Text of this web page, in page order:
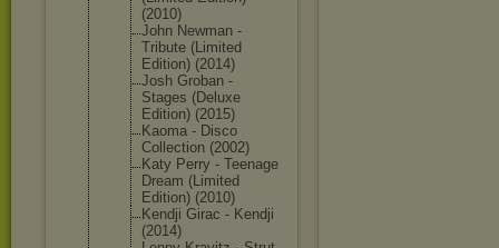
(2010)
John Newman -
Tribute (Limited
Edition) (2014)
Josh Groban -
Stages (Deluxe
Edition) (2015)
Kaoma - Disco
Collection (2002)
Katy Perry - Teenage
Dream (Limited
Edition) (2010)
Kendji Girac - Kendji
(2014)